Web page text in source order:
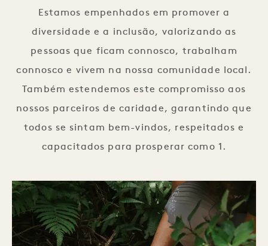
Estamos empenhados em promover a
diversidade e a inclusão, valorizando as
pessoas que ficam connosco, trabalham
connosco e vivem na nossa comunidade local.
Também estendemos este compromisso aos
nossos parceiros de caridade, garantindo que
todos se sintam bem-vindos, respeitados e
capacitados para prosperar como 1.